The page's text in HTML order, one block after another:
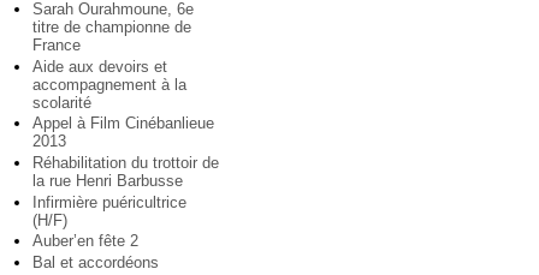
Sarah Ourahmoune, 6e
titre de championne de
France
Aide aux devoirs et
accompagnement à la
scolarité
Appel à Film Cinébanlieue
2013
Réhabilitation du trottoir de
la rue Henri Barbusse
Infirmière puéricultrice
(H/F)
Auber’en fête 2
Bal et accordéons